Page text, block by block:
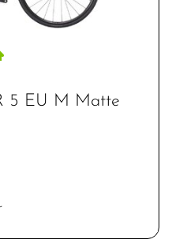
5 EU M Matte